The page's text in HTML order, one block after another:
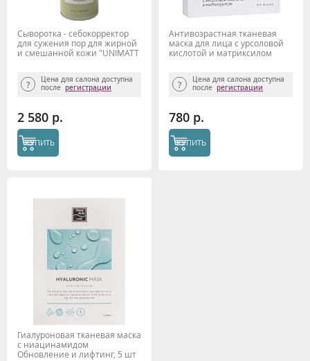
Сыворотка - себокорректор
для сужения пор для жирной
и смешанной кожи "UNIMATT
Цена для салона доступна
после регистрации
2 580 р.
КУПИТЬ
Антивозрастная тканевая
маска для лица с урсоловой
кислотой и матриксилом
Цена для салона доступна
после регистрации
780 р.
КУПИТЬ
Гиалуроновая тканевая маска
с ниацинамидом
Обновление и лифтинг, 5 шт